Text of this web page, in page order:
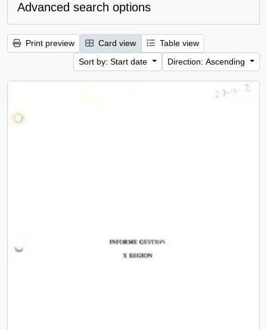
Advanced search options
Print preview Card view
Table view
Sort by: Start date
Direction: Ascending